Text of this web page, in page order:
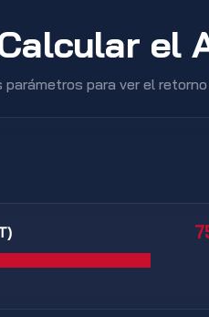
el
para ver el